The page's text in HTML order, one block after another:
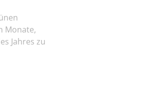
Monate,
Jahres zu